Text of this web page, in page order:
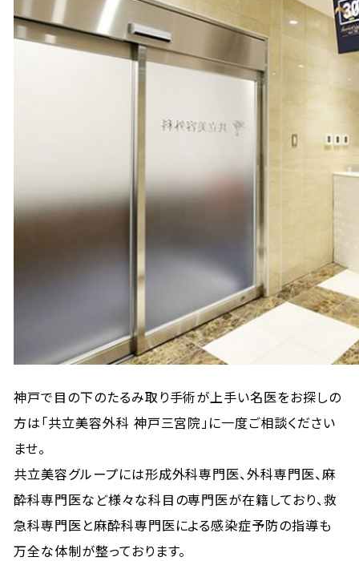
神戸で目の下のたるみ取り手術が上手い名医をお探しの
方は「共立美容外科 神戸三宮院」に一度ご相談ください
ませ。
共立美容グループには形成外科専門医、外科専門医、麻
酔科専門医など様々な科目の専門医が在籍しており、救
急科専門医と麻酔科専門医による感染症予防の指導も
万全な体制が整っております。